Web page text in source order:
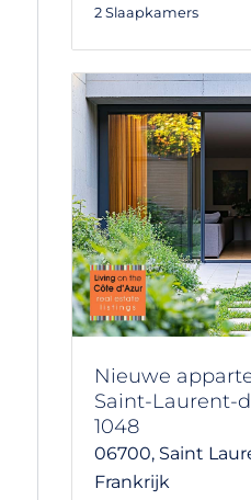
2 Slaapkamers
Nieuwe
Saint-Laurent-
1048
06700, Saint
Frankrijk